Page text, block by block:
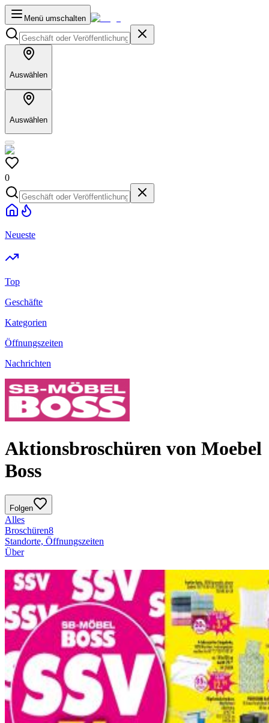
Menü umschalten
Auswählen
Auswählen
0
Neueste
Top
Geschäfte
Kategorien
Öffnungszeiten
Nachrichten
Aktionsbroschüren von Moebel
Boss
Folgen
Alles
Broschüren8
Standorte, Öffnungszeiten
Über